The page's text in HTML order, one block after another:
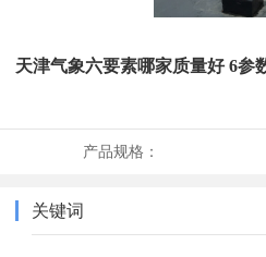
天津气象六要素哪家质量好 6参
产品规格：
关键词